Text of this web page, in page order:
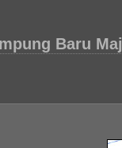
Baru